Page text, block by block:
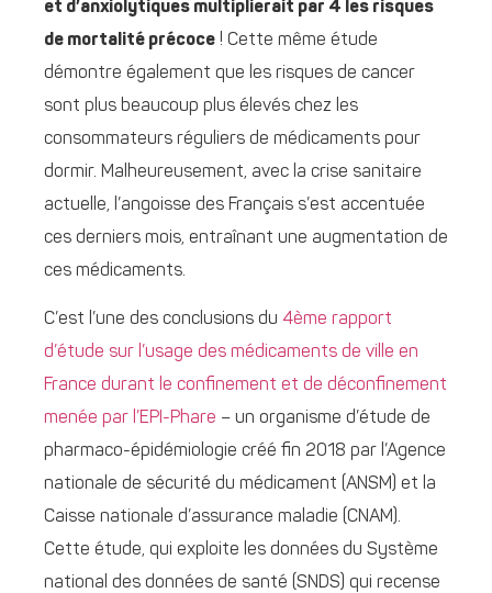
et d’anxiolytiques multiplierait par 4 les risques
de mortalité précoce ! Cette même étude
démontre également que les risques de cancer
sont plus beaucoup plus élevés chez les
consommateurs réguliers de médicaments pour
dormir. Malheureusement, avec la crise sanitaire
actuelle, l’angoisse des Français s’est accentuée
ces derniers mois, entraînant une augmentation de
ces médicaments.
C’est l’une des conclusions du 4ème rapport
d’étude sur l’usage des médicaments de ville en
France durant le confinement et de déconfinement
menée par l’EPI-Phare – un organisme d’étude de
pharmaco-épidémiologie créé fin 2018 par l’Agence
nationale de sécurité du médicament (ANSM) et la
Caisse nationale d’assurance maladie (CNAM).
Cette étude, qui exploite les données du Système
national des données de santé (SNDS) qui recense